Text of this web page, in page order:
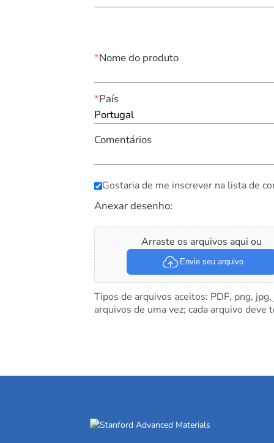
*Nome do produto
*País
Portugal
Comentários
Gostaria de me inscrever na lista de
Anexar desenho:
Arraste os arquivos aqui ou
Envie seu arquivo
Tipos de arquivos aceitos: PDF, png,
arquivos de uma vez; cada arquivo deve